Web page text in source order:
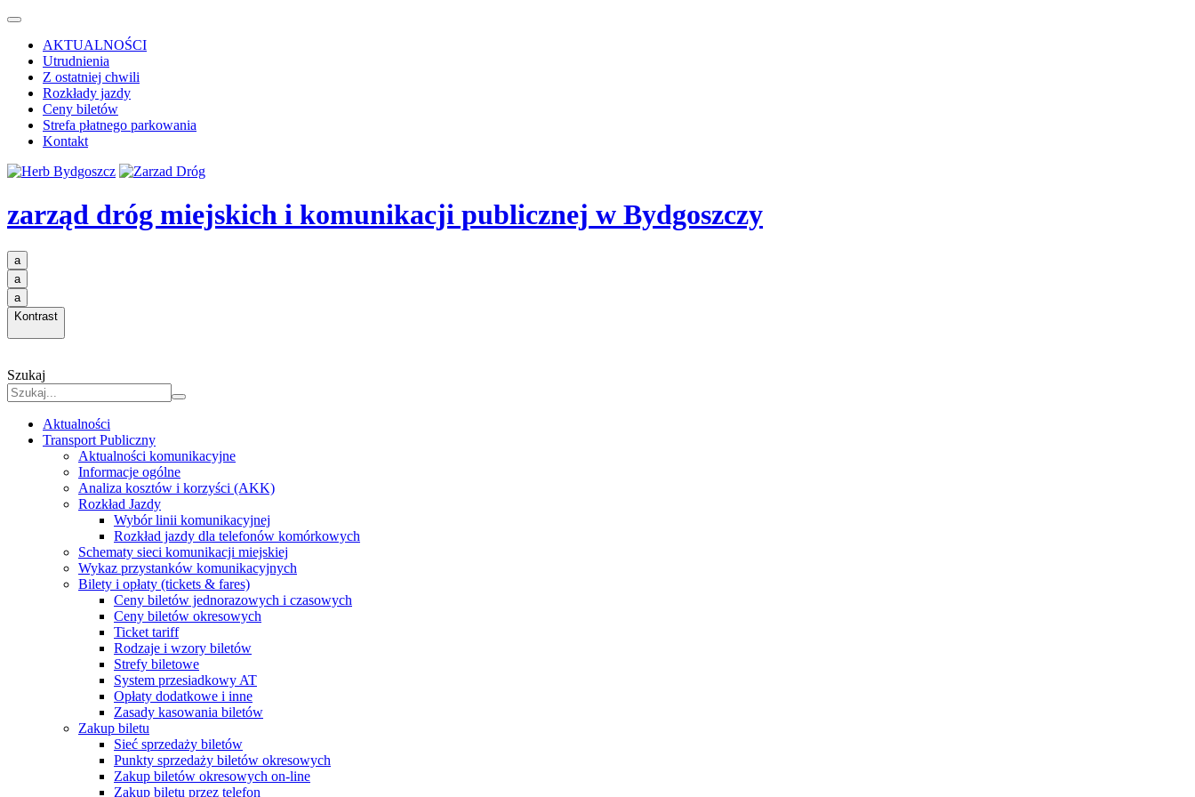
AKTUALNOŚCI
Utrudnienia
Z ostatniej chwili
Rozkłady jazdy
Ceny biletów
Strefa płatnego parkowania
Kontakt
zarząd dróg miejskich i komunikacji publicznej w Bydgoszczy
a
a
a
Kontrast
Szukaj
Aktualności
Transport Publiczny
Aktualności komunikacyjne
Informacje ogólne
Analiza kosztów i korzyści (AKK)
Rozkład Jazdy
Wybór linii komunikacyjnej
Rozkład jazdy dla telefonów komórkowych
Schematy sieci komunikacji miejskiej
Wykaz przystanków komunikacyjnych
Bilety i opłaty (tickets & fares)
Ceny biletów jednorazowych i czasowych
Ceny biletów okresowych
Ticket tariff
Rodzaje i wzory biletów
Strefy biletowe
System przesiadkowy AT
Opłaty dodatkowe i inne
Zasady kasowania biletów
Zakup biletu
Sieć sprzedaży biletów
Punkty sprzedaży biletów okresowych
Zakup biletów okresowych on-line
Zakup biletu przez telefon